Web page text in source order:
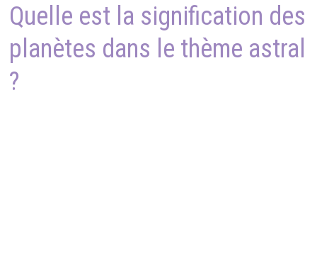
Quelle est la signification des
planètes dans le thème astral
?